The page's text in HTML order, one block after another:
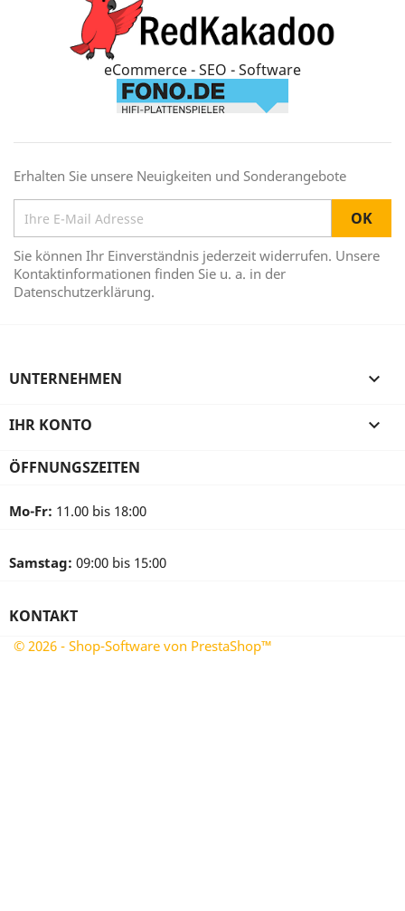
eCommerce - SEO - Software
Erhalten Sie unsere Neuigkeiten und Sonderangebote
Sie können Ihr Einverständnis jederzeit widerrufen. Unsere
Kontaktinformationen finden Sie u. a. in der
Datenschutzerklärung.
UNTERNEHMEN 
IHR KONTO 
ÖFFNUNGSZEITEN
Mo-Fr: 11.00 bis 18:00
Samstag: 09:00 bis 15:00
KONTAKT
© 2026 - Shop-Software von PrestaShop™